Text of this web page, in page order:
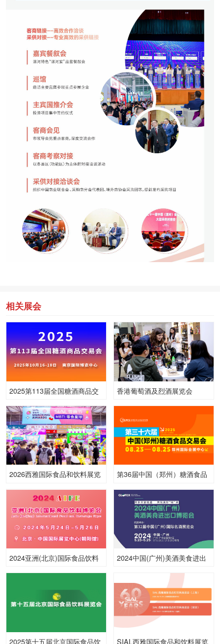
相关展会
2025第113届全国糖酒商品交
香港葡萄酒及烈酒展览会
2026西雅国际食品和饮料展览
第36届中国（郑州）糖酒食品
2024亚洲(北京)国际食品饮料
博览会
2024中国(广州)美酒美食进出
口博览会暨第32届中国(广州)
国际名酒展览会
2025第十五届北京国际食品饮 SIAL西雅国际食品和饮料展览